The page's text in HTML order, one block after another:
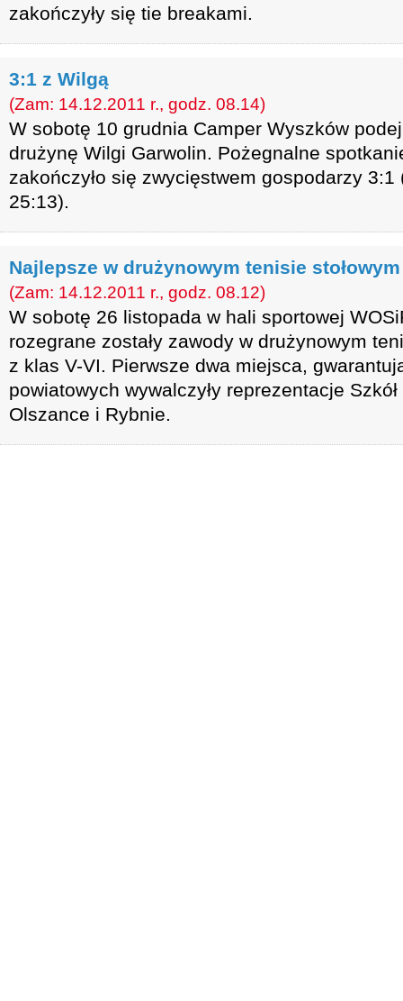
zakończyły się tie breakami.
3:1 z Wilgą
(Zam: 14.12.2011 r., godz. 08.14)
W sobotę 10 grudnia Camper Wyszków
drużynę Wilgi Garwolin. Pożegnalne
zakończyło się zwycięstwem gospodarzy
25:13).
Najlepsze w drużynowym tenisie stołowym
(Zam: 14.12.2011 r., godz. 08.12)
W sobotę 26 listopada w hali sportowej
rozegrane zostały zawody w drużynowym
z klas V-VI. Pierwsze dwa miejsca,
powiatowych wywalczyły reprezentacje
Olszance i Rybnie.